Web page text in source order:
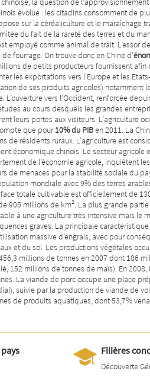
évolue : les citadins consomment de
sur la céréaliculture et le maraîchage
du fait de la rareté des terres et du
employé comme animal de trait. L’essor
fourrage. On trouve donc en Chine d’
de petits producteurs fournissent afin
les exportations vers l’Europe et les
de ses produits agricoles) notamment
L’ouverture vers l’Occident, renforcée
au cours desquels les grandes
leurs portes aux visiteurs. L’agriculture
que pour10% du PIBen 2011. La
de résidents ruraux. L’agriculture est
économique chinois. Le secteur agricole
de l’économie agricole, inquiètent
de menaces pour la stabilité sociale du
mondiale avec 9% des terres
totale cultivable est officiellement de
905 millions de km². La plus grande
à une agriculture très intensive mais le
graves. La principale
massive d’engrais, avec pour
et du sol. Les productions végétales
millions de tonnes en 2007 dont 186
152 millions de tonnes de maïs). En
La viande de porc occupe une place
suivie par la production de viande de
de produits aquatiques, dont 53,7%
Filières
Découverte